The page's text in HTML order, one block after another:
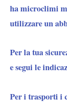
ha microclimi
utilizzare un
Per la tua
e segui le
Per i trasporti i